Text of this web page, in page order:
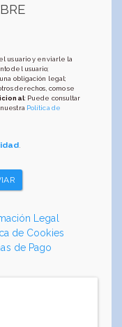
usuario y enviarle la
del usuario;
obligación legal;
derechos, como se
: Puede consultar
Política de
.
Legal
de Cookies
de Pago